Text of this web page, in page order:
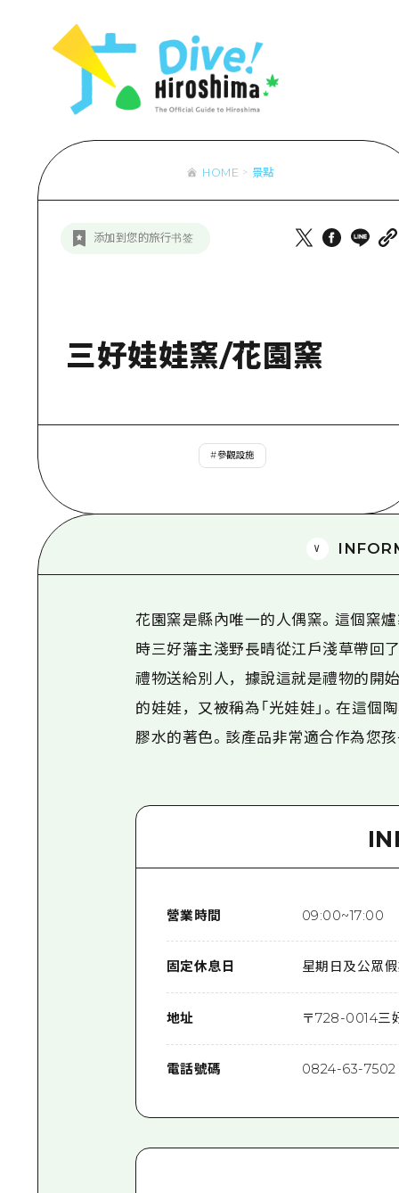
HOME 景點
添加到您的旅行书签
三好娃娃窯/花園窯
#參觀設施
花園窯是縣內唯一的人偶窯。這個窯
時三好藩主淺野長晴從江戶淺草帶回
禮物送給別人，據說這就是禮物的開
的娃娃，又被稱為「光娃娃」。在這
膠水的著色。該產品非常適合作為您
營業時間 09:00~17:00
固定休息日 星期日及公眾
地址 〒728-0014三
電話號碼 0824-63-7502